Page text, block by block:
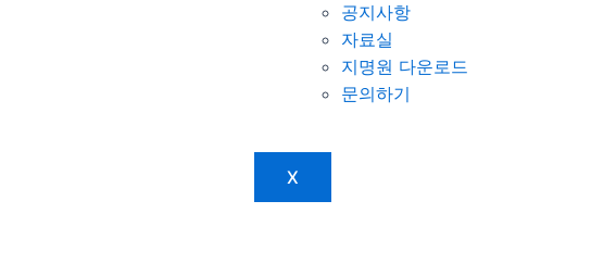
공지사항
자료실
지명원 다운로드
문의하기
X